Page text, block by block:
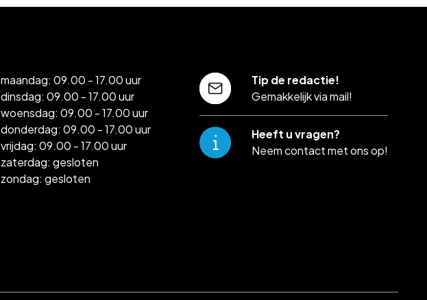
maandag: 09.00 - 17.00 uur
dinsdag: 09.00 - 17.00 uur
woensdag: 09.00 - 17.00 uur
donderdag: 09.00 - 17.00 uur
vrijdag: 09.00 - 17.00 uur
zaterdag: gesloten
zondag: gesloten
Tip de redactie!
Gemakkelijk via mail!
Heeft u vragen?
Neem contact met ons op!